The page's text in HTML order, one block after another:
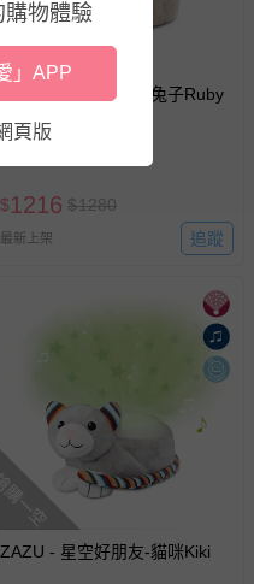
一空
ZAZU - 星空好朋友-兔子Ruby
$1216 $1280
最新上架 追蹤
一空
ZAZU - 星空好朋友-貓咪Kiki
物體驗
」APP
頁版